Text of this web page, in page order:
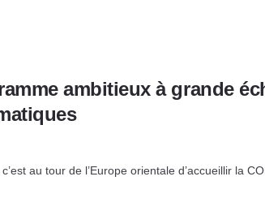
ambitieux à grande
au tour de l’Europe orientale d’accueillir la